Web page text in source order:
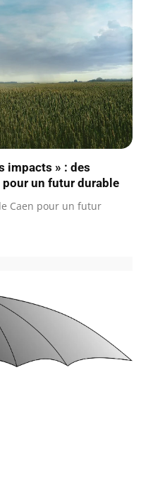
impacts » : des
un futur durable
Caen pour un futur